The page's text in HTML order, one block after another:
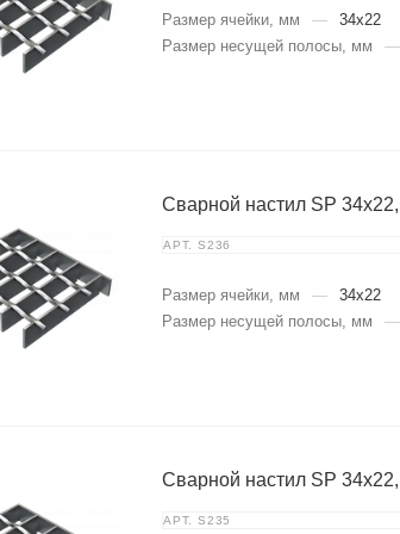
Размер ячейки, мм —
34x22
Размер несущей полосы, мм
—
Сварной настил SP
АРТ. S236
Размер ячейки, мм —
34x22
Размер несущей полосы, мм
—
Сварной настил SP
АРТ. S235